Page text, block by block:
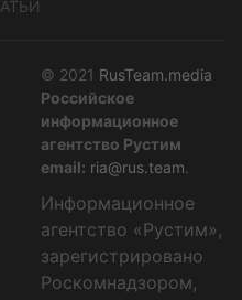
© 2021 RusTeam.media
Российское
информационное
агентство Рустим
email: ria@rus.team.
Информационное
агентство «Рустим»,
зарегистрировано
Роскомнадзором,